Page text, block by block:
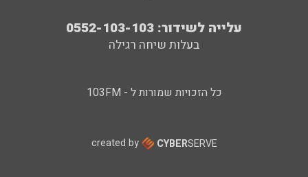
עלייה לשידור: 0552-103-103
בעלות שיחה רגילה
כל הזכויות שמורות ל - 103FM
created by CYBERSERVE